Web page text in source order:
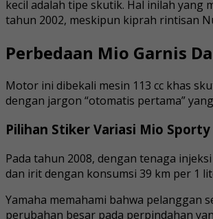
kecil adalah tipe skutik. Hal inilah
tahun 2002, meskipun kiprah rintisan
Perbedaan Mio Garnis
Motor ini dibekali mesin 113 cc khas
dengan jargon “otomatis pertama”
Pilihan Stiker Variasi Mio Sporty
Pada tahun 2008, dengan tenaga
dan irit dengan konsumsi 39 km per 1
Yamaha memahami bahwa pelanggan
perubahan besar pada perpindahan